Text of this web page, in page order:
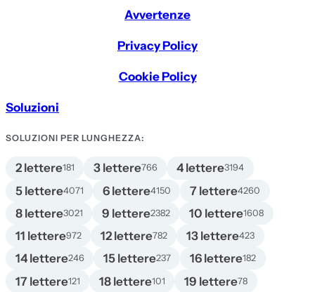
Avvertenze
Privacy Policy
Cookie Policy
Soluzioni
SOLUZIONI PER LUNGHEZZA:
2 lettere181 3 lettere766 4 lettere3194
5 lettere4071 6 lettere4150 7 lettere4260
8 lettere3021 9 lettere2382 10 lettere1608
11 lettere972 12 lettere782 13 lettere423
14 lettere246 15 lettere237 16 lettere182
17 lettere121 18 lettere101 19 lettere78